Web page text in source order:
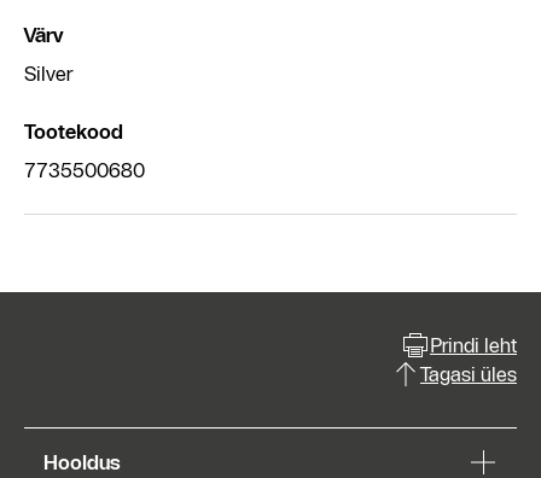
Värv
Silver
Tootekood
7735500680
Prindi leht
Tagasi üles
Hooldus